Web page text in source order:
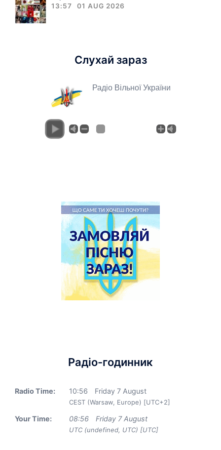
13:57 01 AUG 2026
Слухай зараз
Радіо Вільної України
Радіо-годинник
Radio Time: 10:56 Friday 7 August
CEST (Warsaw, Europe) [UTC+2]
Your Time: 08:56 Friday 7 August
UTC (undefined, UTC) [UTC]